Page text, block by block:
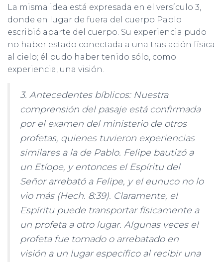
La misma idea está expresada en el versículo 3,
donde en lugar de fuera del cuerpo Pablo
escribió aparte del cuerpo. Su experiencia pudo
no haber estado conectada a una traslación física
al cielo; él pudo haber tenido sólo, como
experiencia, una visión.
3. Antecedentes bíblicos: Nuestra
comprensión del pasaje está confirmada
por el examen del ministerio de otros
profetas, quienes tuvieron experiencias
similares a la de Pablo. Felipe bautizó a
un Etíope, y entonces el Espíritu del
Señor arrebató a Felipe, y el eunuco no lo
vio más (Hech. 8:39). Claramente, el
Espíritu puede transportar físicamente a
un profeta a otro lugar. Algunas veces el
profeta fue tomado o arrebatado en
visión a un lugar específico al recibir una